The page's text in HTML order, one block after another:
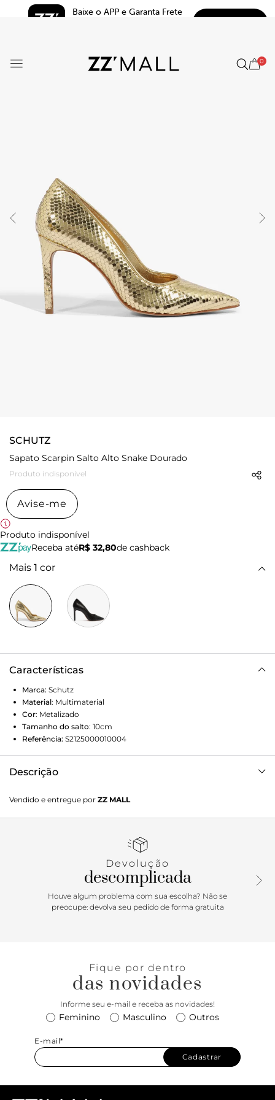
Baixe o APP e Garanta Frete
0
SCHUTZ
Sapato Scarpin Salto Alto Snake Dourado
Produto indisponível
Avise-me
Produto indisponível
Receba atéR$ 32,80de cashback
Mais 1 cor
Características
Marca: Schutz
Material: Multimaterial
Cor: Metalizado
Tamanho do salto: 10cm
Referência: S2125000010004
Descrição
coleção e ganha personalidade extra com a textura snake! É
o sapato feminino ideal para deixar qualquer look mais
palmilha macia, esse scarpin abraça seus pés e garante
gente ama. Sexy, é um verdadeiro must have no seu closet!
Vendido e entregue por ZZ MALL
Devolução
descomplicada
Houve algum problema com sua escolha? Não se
preocupe: devolva seu pedido de forma gratuita
Fique por dentro
das novidades
Informe seu e-mail e receba as novidades!
Feminino Masculino Outros
E-mail*
Cadastrar